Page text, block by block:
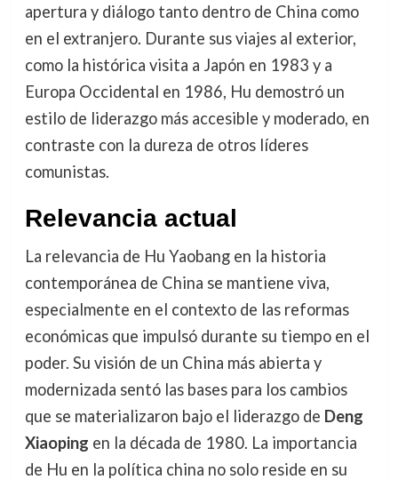
apertura y diálogo tanto dentro de China como
en el extranjero. Durante sus viajes al exterior,
como la histórica visita a Japón en 1983 y a
Europa Occidental en 1986, Hu demostró un
estilo de liderazgo más accesible y moderado, en
contraste con la dureza de otros líderes
comunistas.
Relevancia actual
La relevancia de Hu Yaobang en la historia
contemporánea de China se mantiene viva,
especialmente en el contexto de las reformas
económicas que impulsó durante su tiempo en el
poder. Su visión de un China más abierta y
modernizada sentó las bases para los cambios
que se materializaron bajo el liderazgo de Deng
Xiaoping en la década de 1980. La importancia
de Hu en la política china no solo reside en su